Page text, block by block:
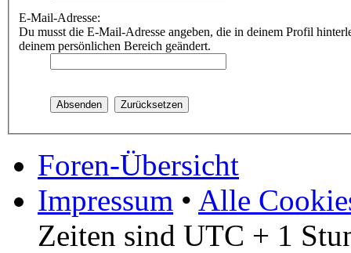
E-Mail-Adresse:
Du musst die E-Mail-Adresse angeben, die in deinem Profil
deinem persönlichen Bereich geändert.
Foren-Übersicht
Impressum • Alle
Zeiten sind UTC + 1